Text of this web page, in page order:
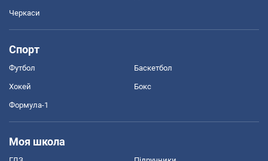
Черкаси
Спорт
Футбол Баскетбол
Хокей Бокс
Формула-1
Моя школа